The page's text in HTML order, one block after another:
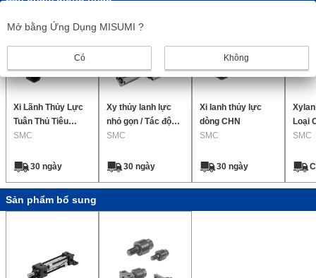
Xi Lãnh Thủy Lực
Tuân Thủ Tiêu
Chuẩn Jis, Tác
Đơn Ch2E / Ch2F /
SMC
30 ngày
Xy thủy lanh lực
nhỏ gọn / Tác động
kép, Thanh đơn Sê-
SMC
30 ngày
Xi lanh thủy lực
dòng CHN
SMC
30 ngày
Loại
Đơn
SMC
Sản phẩm bổ sung
Mở bằng Ứng Dụng MISUMI ?
Có Không